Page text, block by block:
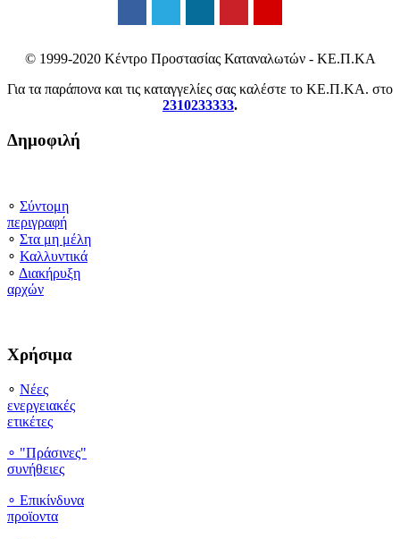
© 1999-2020 Κέντρο Προστασίας Καταναλωτών - ΚΕ.Π.ΚΑ
Για τα παράπονα και τις καταγγελίες σας καλέστε το ΚΕ.Π.ΚΑ. στο
2310233333.
Δημοφιλή
∘ Σύντομη
περιγραφή
∘ Στα μη μέλη
∘ Καλλυντικά
∘ Διακήρυξη
αρχών
Χρήσιμα
∘ Νέες
ενεργειακές
ετικέτες
∘ "Πράσινες"
συνήθειες
∘ Επικίνδυνα
προϊοντα